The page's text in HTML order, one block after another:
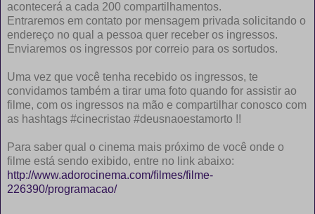
acontecerá a cada 200 compartilhamentos.
Entraremos em contato por mensagem privada solicitando o
endereço no qual a pessoa quer receber os ingressos.
Enviaremos os ingressos por correio para os sortudos.
Uma vez que você tenha recebido os ingressos, te
convidamos também a tirar uma foto quando for assistir ao
filme, com os ingressos na mão e compartilhar conosco com
as hashtags #cinecristao #deusnaoestamorto !!
Para saber qual o cinema mais próximo de você onde o
filme está sendo exibido, entre no link abaixo:
http://www.adorocinema.com/filmes/filme-
226390/programacao/